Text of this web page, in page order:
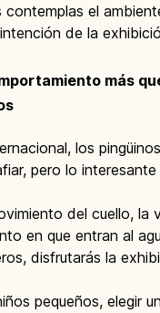
contemplas el
de la
más
los
pero lo
del cuello, la
en que entran al
disfrutarás la
pequeños, elegir